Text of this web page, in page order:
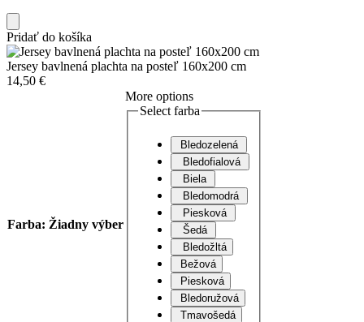
Pridať do košíka
Jersey bavlnená plachta na posteľ 160x200 cm
14,50 €
Farba: Žiadny výber
More options
Select farba
Bledozelená
Bledofialová
Biela
Bledomodrá
Piesková
Šedá
Bledožltá
Bežová
Piesková
Bledoružová
Tmavošedá